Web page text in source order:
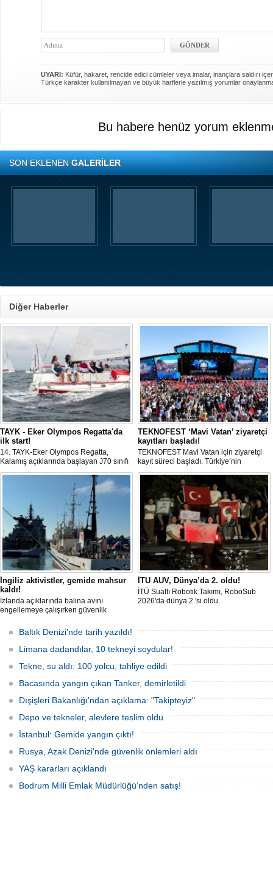
UYARI: Küfür, hakaret, rencide edici cümleler veya imalar, inançlara saldırı
Türkçe karakter kullanılmayan ve büyük harflerle yazılmış yorumlar
Bu habere henüz yorum
SON EKLENENGALERİLER
Diğer Haberler
TAYK - Eker Olympos Regatta'da
ilk start!
14. TAYK-Eker Olympos Regatta,
Kalamış açıklarında başlayan J70 sınıfı
yarışlarıyla ilk startını verdi. İstanbul'u 10
gün boyunca yelken coşkusuyla
buluşturacak organizasyonun ilk
gününde 9 tekne rüzgârla buluştu.
TEKNOFEST ‘Mavi Vatan’ ziyaretçi
kayıtları başladı!
TEKNOFEST Mavi Vatan için ziyaretçi
kayıt süreci başladı. Türkiye’nin
denizcilik ve savunma teknolojilerine
odaklanan etkinliği, 20-23 Ağustos
tarihleri arasında Gölcük Tersanesi
Komutanlığı’nda gerçekleştirilecek.
İngiliz aktivistler, gemide mahsur
kaldı!
İzlanda açıklarında balina avını
engellemeye çalışırken güvenlik
protesto gemisindeki 21 çevre aktivisti,
günlerdir gemiden çıkmalarına izin
verilmediğini ve temel haklarının ihlal
edildiğini öne sürdü. Mürettebatta iki
Britanyalı aktivist de bulunuyor.
İTU AUV, Dünya’da 2. oldu!
İTÜ Sualtı Robotik Takımı, RoboSub
2026'da dünya 2.'si oldu.
Baltık Denizi'nde tarih yazıldı!
Limana dadandılar, 10 tekneyi soydular!
Tekne, su aldı: 100 yolcu, tahliye edildi
Bacasında yangın çıkan Tanker, demirletildi
Dışişleri Bakanlığı'ndan açıklama: "Takipteyiz"
Depo ve tekneler, alevlere teslim oldu
İstanbul: Gemide yangın çıktı!
Rusya, Azak Denizi'nde güvenlik önlemleri aldı
YAŞ kararları açıklandı
Bodrum Milli Emlak Müdürlüğü’nden satış!